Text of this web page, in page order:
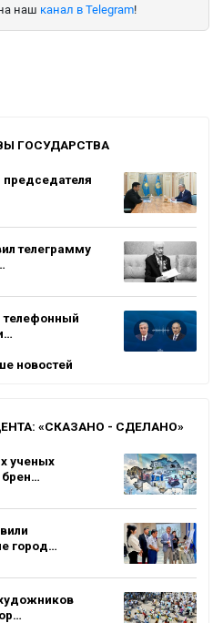
наш канал в Telegram!
ГОСУДАРСТВА
председателя
телеграмму
телефонный
новостей
«СКАЗАНО - СДЕЛАНО»
ученых
город…